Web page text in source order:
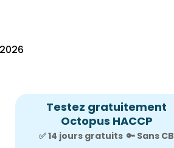
Testez gratuitement
Octopus HACCP
✅ 14 jours gratuits🔑 Sans CB